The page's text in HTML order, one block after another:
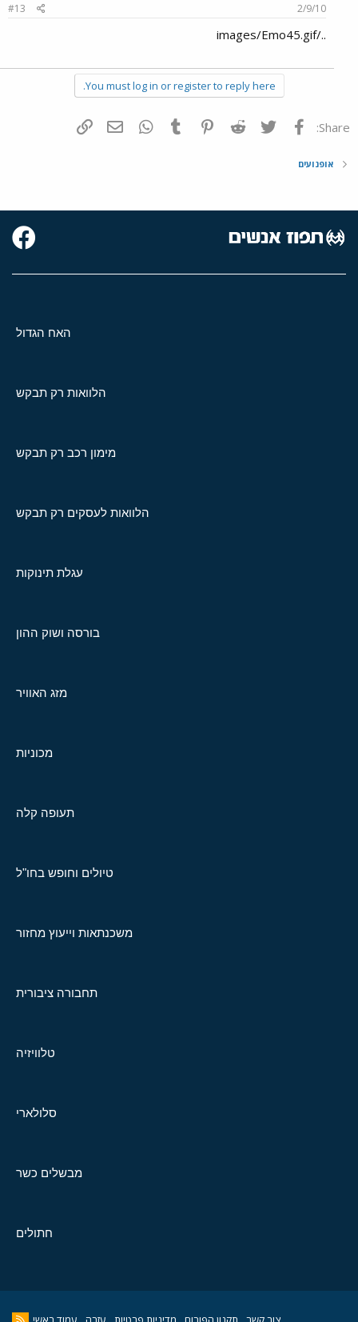
2/9/10
#13
../images/Emo45.gif
You must log in or register to reply here.
Share: פייסבוק Twitter
Reddit
Pinterest
Tumblr
WhatsAppדואר אלקטרוני
אופנועים
האח הגדול
הלוואות רק תבקש
מימון רכב רק תבקש
הלוואות לעסקים רק תבקש
עגלת תינוקות
בורסה ושוק ההון
מזג האוויר
מכוניות
תעופה קלה
טיולים וחופש בחו"ל
משכנתאות וייעוץ מחזור
תחבורה ציבורית
טלוויזיה
סלולארי
מבשלים כשר
חתולים